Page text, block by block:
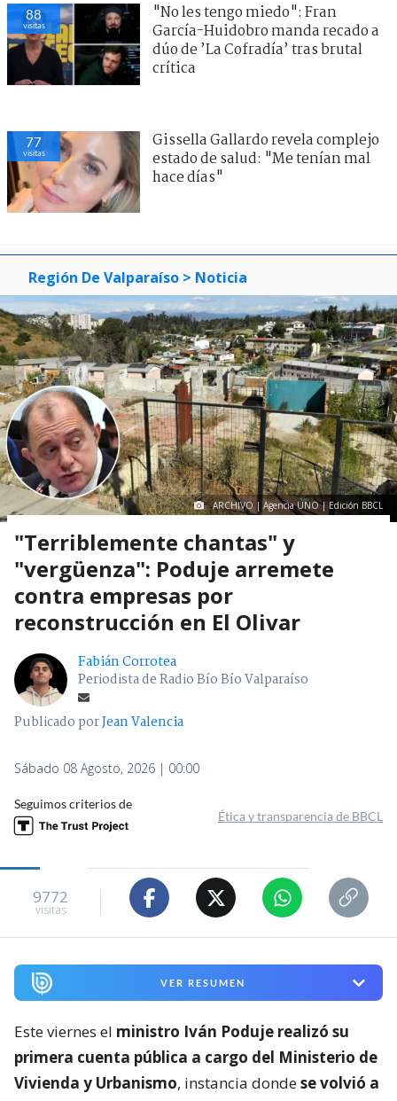
88
visitas
"No les tengo miedo": Fran
García-Huidobro manda recado a
dúo de ’La Cofradía’ tras brutal
crítica
77
visitas
Gissella Gallardo revela complejo
estado de salud: "Me tenían mal
hace días"
Región De Valparaíso > Noticia
ARCHIVO | Agencia UNO | Edición BBCL
"Terriblemente chantas" y
"vergüenza": Poduje arremete
contra empresas por
reconstrucción en El Olivar
Fabián Corrotea
Periodista de Radio Bío Bío Valparaíso
Publicado porJean Valencia
Sábado 08 Agosto, 2026 | 00:00
Seguimos criterios de
Ética y transparencia de BBCL
9772
visitas
VER RESUMEN
Este viernes el ministro Iván Poduje realizó su
primera cuenta pública a cargo del Ministerio de
Vivienda y Urbanismo, instancia dondese volvió a